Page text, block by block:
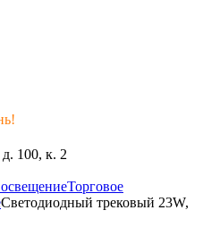
100, к. 2
Торговое
Светодиодный трековый 23W,